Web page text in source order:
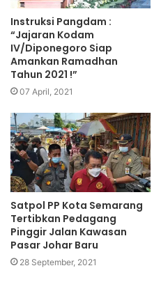
Instruksi Pangdam :
“Jajaran Kodam
IV/Diponegoro Siap
Amankan Ramadhan
Tahun 2021 !”
07 April, 2021
Satpol PP Kota Semarang
Tertibkan Pedagang
Pinggir Jalan Kawasan
Pasar Johar Baru
28 September, 2021